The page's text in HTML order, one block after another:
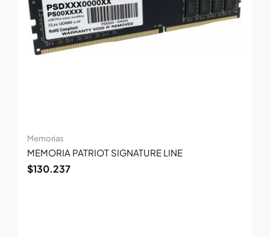
Memorias
MEMORIA PATRIOT SIGNATURE LINE
$130.237